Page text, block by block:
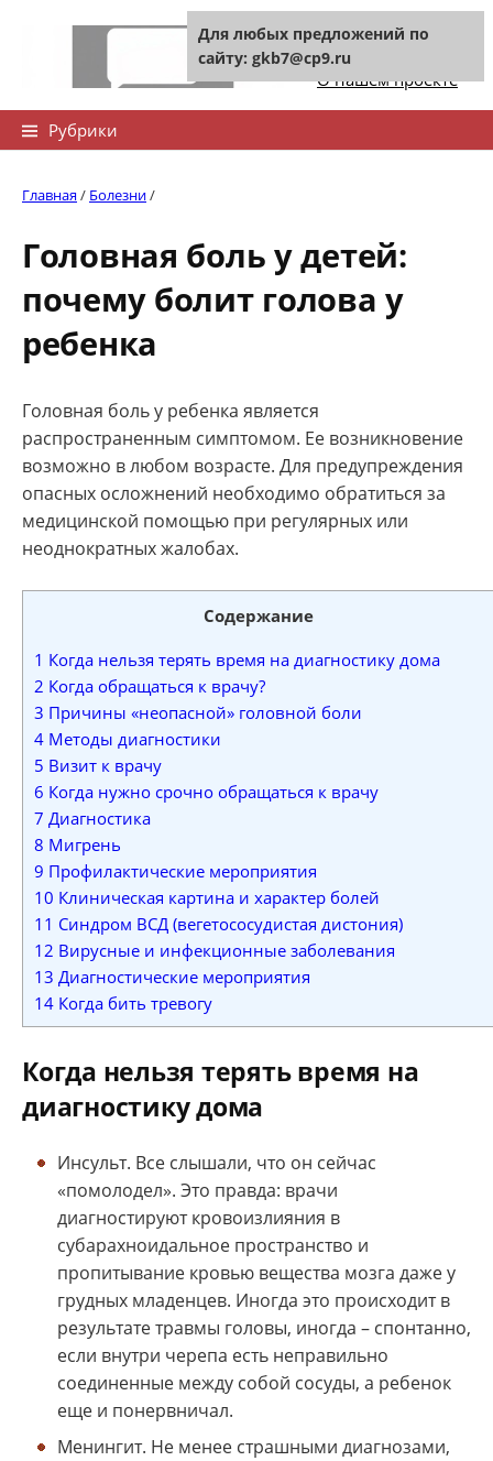
Контакты сайта
О нашем проекте
Рубрики
Главная/ Болезни/
Головная боль у детей:
почему болит голова у
ребенка
Головная боль у ребенка является
распространенным симптомом. Ее возникновение
возможно в любом возрасте. Для предупреждения
опасных осложнений необходимо обратиться за
медицинской помощью при регулярных или
неоднократных жалобах.
Содержание
1 Когда нельзя терять время на диагностику дома
2 Когда обращаться к врачу?
3 Причины «неопасной» головной боли
4 Методы диагностики
5 Визит к врачу
6 Когда нужно срочно обращаться к врачу
7 Диагностика
8 Мигрень
9 Профилактические мероприятия
10 Клиническая картина и характер болей
11 Синдром ВСД (вегетососудистая дистония)
12 Вирусные и инфекционные заболевания
13 Диагностические мероприятия
14 Когда бить тревогу
Когда нельзя терять время на
диагностику дома
Инсульт. Все слышали, что он сейчас
«помолодел». Это правда: врачи
диагностируют кровоизлияния в
субарахноидальное пространство и
пропитывание кровью вещества мозга даже у
грудных младенцев. Иногда это происходит в
результате травмы головы, иногда – спонтанно,
если внутри черепа есть неправильно
соединенные между собой сосуды, а ребенок
еще и понервничал.
Менингит. Не менее страшными диагнозами,
Для любых предложений по
сайту: gkb7@cp9.ru